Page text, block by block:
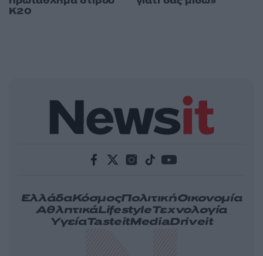
Κ20
ΕλλάδαΚόσμοςΠολιτικήΟικονομία
ΑθλητικάLifestyleΤεχνολογία
ΥγείαTasteitMediaDriveit